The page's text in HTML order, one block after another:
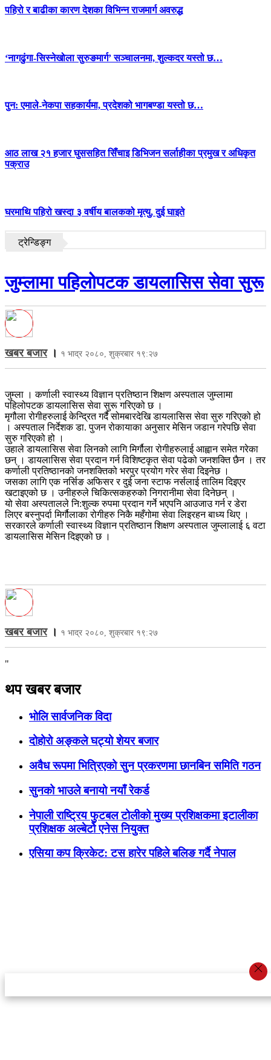
पहिरो र बाढीका कारण देशका विभिन्न राजमार्ग अवरुद्ध
‘नागढुंगा-सिस्नेखोला सुरुङमार्ग’ सञ्चालनमा, शुल्कदर यस्तो छ…
पुन: एमाले-नेकपा सहकार्यमा, प्रदेशको भागबण्डा यस्तो छ…
आठ लाख २१ हजार घुससहित सिँचाइ डिभिजन सर्लाहीका प्रमुख र अधिकृत
पक्राउ
घरमाथि पहिरो खस्दा ३ वर्षीय बालकको मृत्यु, दुई घाइते
ट्रेन्डिङ्ग
जुम्लामा पहिलोपटक डायलासिस सेवा सुरू
खबर बजार। १ भाद्र २०८०, शुक्रबार १९:२७
जुम्ला । कर्णाली स्वास्थ्य विज्ञान प्रतिष्ठान शिक्षण अस्पताल जुम्लामा
पहिलोपटक डायलासिस सेवा सुरू गरिएको छ ।
मृगौला रोगीहरुलाई केन्द्रित गर्दै सोमबारदेखि डायलासिस सेवा सुरु गरिएको हो
। अस्पताल निर्देशक डा. पुजन रोकायाका अनुसार मेसिन जडान गरेपछि सेवा
सुरु गरिएको हो ।
उहाले डायलासिस सेवा लिनको लागि मिर्गौला रोगीहरुलाई आह्वान समेत गरेका
छन् । डायलासिस सेवा प्रदान गर्न विशिष्टकृत सेवा पढेको जनशक्ति छैन । तर
कर्णाली प्रतिष्ठानको जनशक्तिको भरपुर प्रयोग गरेर सेवा दिइनेछ ।
जसका लागि एक नर्सिङ अफिसर र दुई जना स्टाफ नर्सलाई तालिम दिइएर
खटाइएको छ । उनीहरुले चिकित्सकहरुको निगरानीमा सेवा दिनेछन् ।
यो सेवा अस्पतालले नि:शुल्क रुपमा प्रदान गर्ने भएपनि आउजाउ गर्न र डेरा
लिएर बस्नुपर्दा मिर्गौलाका रोगीहरु निकै महँगोमा सेवा लिइरहन बाध्य थिए ।
सरकारले कर्णाली स्वास्थ्य विज्ञान प्रतिष्ठान शिक्षण अस्पताल जुम्लालाई ६ वटा
डायलासिस मेसिन दिइएको छ ।
खबर बजार। १ भाद्र २०८०, शुक्रबार १९:२७
"
थप खबर बजार
भोलि सार्वजनिक विदा
दोहोरो अङ्कले घट्यो शेयर बजार
अवैध रूपमा भित्रिएको सुन प्रकरणमा छानबिन समिति गठन
सुनको भाउले बनायो नयाँ रेकर्ड
नेपाली राष्ट्रिय फुटबल टोलीको मुख्य प्रशिक्षकमा इटालीका
प्रशिक्षक अल्बेर्टो एनेस नियुक्त
एसिया कप क्रिकेट: टस हारेर पहिले बलिङ गर्दै नेपाल